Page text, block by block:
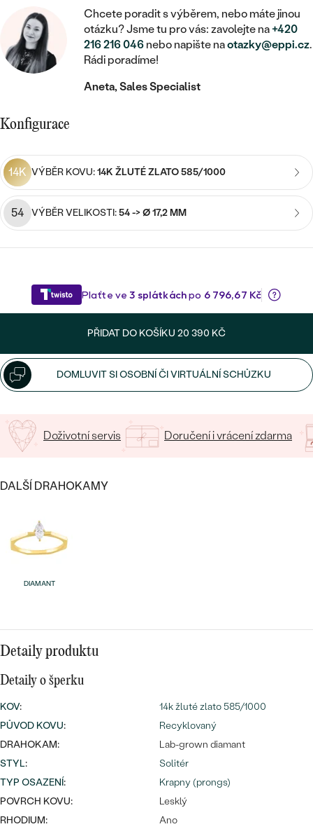
RUČNĚ RYTÉ
S VÝPLNÍ
SVATEBNÍ SETY
DLE CENY
LUXUSNÍ
Nejprodávanější
ZAČÍT S LAB-GROWN DIAMANTEM
ZAČÍT S BAREVNÝM DIAMANTEM
DIAMANT
LAB-GROWN DIAMANT
MOISSANIT
BAREVNÝ DIAMANT
SALT AND PEPPER DIAMANT
DRAHOKAM
DLE MATERIÁLU
PLATINA
Wave kolekce
DĚTSKÉ ŠPERKY
BROŽE
DOPLŇKY
DLE MATERIÁLU
ZLATO
STŘÍBRO
PLATINA
S DIAMANTY
S DRAHOKAMY
S LAB-GROWN DIAMANTY
DLE STYLU
PERSONALIZOVANÉ
SYMBOLICKÉ
MINIMALISTICKÉ
PODLE PŘÍLEŽITOSTI
PODLE TVARU KAMENE
NA MÍRU
DIAMANTY
DĚTSKÉ
PIERCING
S DIAMANTY
S DRAHOKAMY
S PERLAMI
DLE CENY
LUXUSNÍ
Nejprodávanější
náušnice
MEDAILONKY
ŘETÍZKY
VE TVARU SRDCE
SE ZVÍŘATY
DLE DRAHOKAMU
S DIAMANTY
S DRAHOKAMY
CENOVĚ DOSTUPNÉ
LUXUSNÍ
Personalizované
OBJEVIT
STATEMENT
PEČETNÍ
S DIAMANTY
S DRAHOKAMY
S PERLAMI
DLE CENY
LUXUSNÍ
Nejprodávanější
prsteny
PROHLÉDNOUT
Chcete poradit s výběrem, nebo máte jinou
otázku? Jsme tu pro vás: zavolejte na+420
216 216 046 nebo napište naotazky@eppi.cz.
Rádi poradíme!
Aneta, Sales Specialist
Konfigurace
14K VÝBĚR KOVU:14K ŽLUTÉ ZLATO 585/1000
54 VÝBĚR VELIKOSTI:54 -> Ø 17,2 MM
PŘIDAT DO KOŠÍKU 20 390 KČ
DOMLUVIT SI OSOBNÍ ČI VIRTUÁLNÍ SCHŮZKU
Doživotní servis Doručení i vrácení zdarma
DALŠÍ DRAHOKAMY
DIAMANT
Detaily produktu
Detaily o šperku
KOV:
14k žluté zlato 585/1000
PŮVOD KOVU:
Recyklovaný
DRAHOKAM:
Lab-grown diamant
STYL:
Solitér
TYP OSAZENÍ:
Krapny (prongs)
POVRCH KOVU:
Lesklý
RHODIUM:
Ano